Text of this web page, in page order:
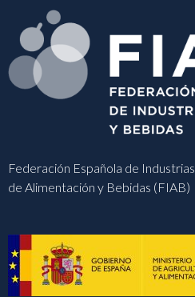
Federación Española de Industrias
de Alimentación y Bebidas (FIAB)